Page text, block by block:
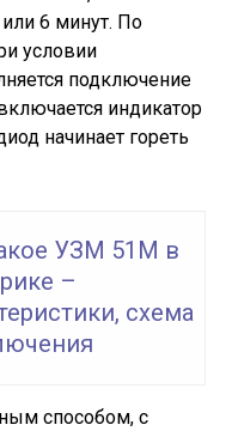
6 минут. По
условии
подключение
индикатор
начинает гореть
УЗМ 51М в
–
схема
способом, с